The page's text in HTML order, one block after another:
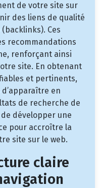
de votre site sur
des liens de qualité
Ces
recommandations
renforçant ainsi
site. En obtenant
et pertinents,
en
de recherche de
développer une
pour accroître la
site sur le web.
claire